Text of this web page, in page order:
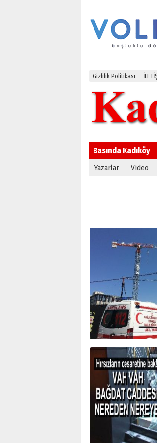
Gizlilik Politikası
Basında Kadıköy
Yazarlar Video